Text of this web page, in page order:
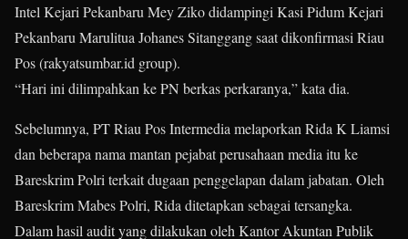
Intel Kejari Pekanbaru Mey Ziko didampingi Kasi Pidum Kejari
Pekanbaru Marulitua Johanes Sitanggang saat dikonfirmasi Riau
Pos (rakyatsumbar.id group).
“Hari ini dilimpahkan ke PN berkas perkaranya,” kata dia.
Sebelumnya, PT Riau Pos Intermedia melaporkan Rida K Liamsi
dan beberapa nama mantan pejabat perusahaan media itu ke
Bareskrim Polri terkait dugaan penggelapan dalam jabatan. Oleh
Bareskrim Mabes Polri, Rida ditetapkan sebagai tersangka.
Dalam hasil audit yang dilakukan oleh Kantor Akuntan Publik